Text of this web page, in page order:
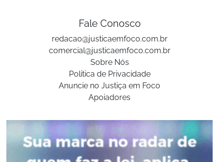
Fale Conosco
redacao@justicaemfoco.com.br
comercial@justicaemfoco.com.br
Sobre Nós
Politica de Privacidade
Anuncie no Justiça em Foco
Apoiadores